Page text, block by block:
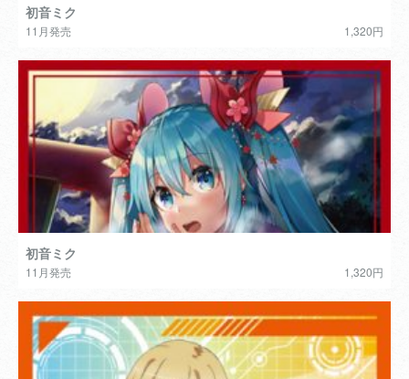
初音ミク
11月発売 1,320円
初音ミク
11月発売 1,320円